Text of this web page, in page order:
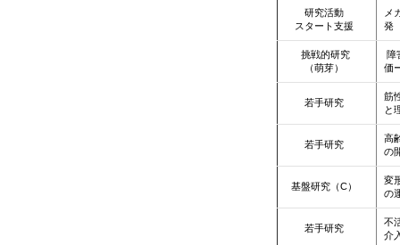
研究活動
スタート支援
メ
発
挑戦的研究
（萌芽）
障
価
若手研究
筋
と
若手研究
高
の
基盤研究（C）
変
の
若手研究
不
介